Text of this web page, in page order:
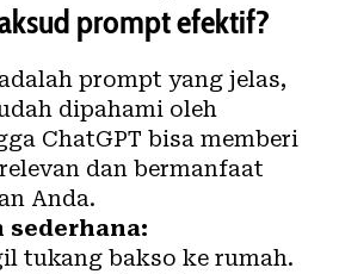
prompt efektif?
prompt yang jelas,
dipahami oleh
ChatGPT bisa memberi
dan bermanfaat
Anda.
sederhana:
tukang bakso ke rumah.